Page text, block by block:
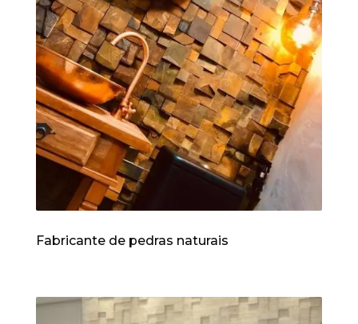
Fabricante de pedras naturais